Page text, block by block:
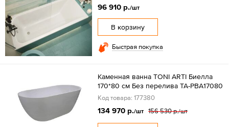
96 910 р./шт
В корзину
Быстрая покупка
Каменная ванна TONI ARTI Биелла
170*80 см Без перелива TA-PBA17080
Код товара: 177380
134 970 р./шт 156 530 р./шт